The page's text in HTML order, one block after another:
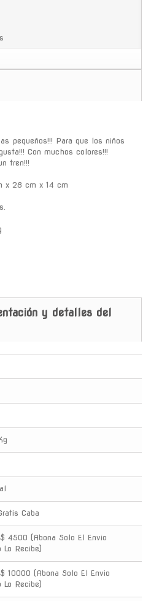
pequeños!!! Para que los niños
Con muchos colores!!!
tren!!!
x 28 cm x 14 cm
y detalles del
Caba
4500 (Abona Solo El Envio
Lo Recibe)
10000 (Abona Solo El Envio
Lo Recibe)